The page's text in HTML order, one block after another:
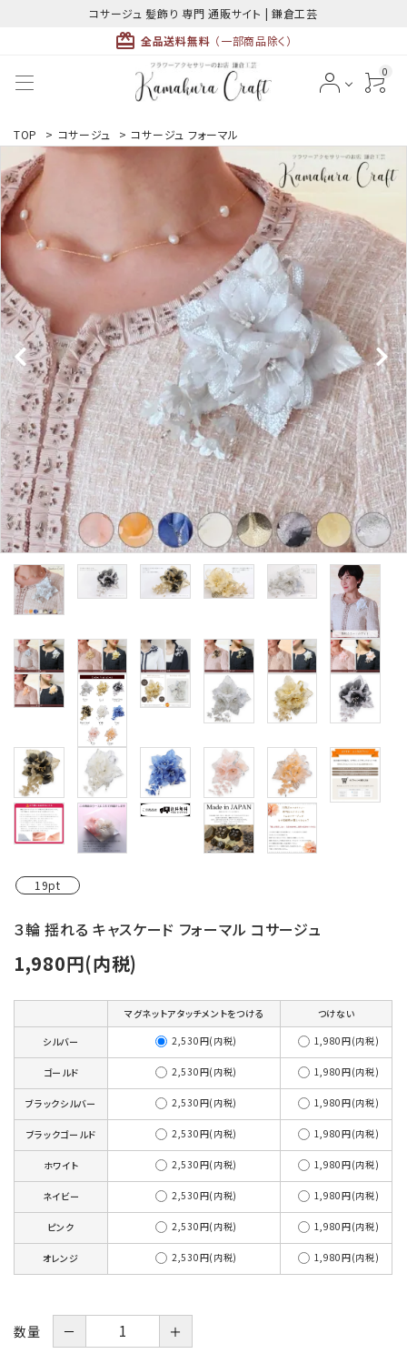
コサージュ 髪飾り 専門 通販サイト | 鎌倉工芸
card_giftcard 全品送料無料 （一部商品除く）
0
ACCOUNT MENU
ようこそ ゲスト 様
meeting_room 新規会員登録
最近チェックした商品
カテゴリーから探す
コサージュの色から探す
和装髪飾りの色から探す
シーンから探す
コンテンツ
TOP > コサージュ > コサージュ フォーマル
19pt
３輪 揺れる キャスケード フォーマル コサージュ
1,980円(内税)
マグネットアタッチメントをつける つけない
シルバー 2,530円(内税) 1,980円(内税)
ゴールド 2,530円(内税) 1,980円(内税)
ブラックシルバー 2,530円(内税) 1,980円(内税)
ブラックゴールド 2,530円(内税) 1,980円(内税)
ホワイト 2,530円(内税) 1,980円(内税)
ネイビー 2,530円(内税) 1,980円(内税)
ピンク 2,530円(内税) 1,980円(内税)
オレンジ 2,530円(内税) 1,980円(内税)
数量 － ＋